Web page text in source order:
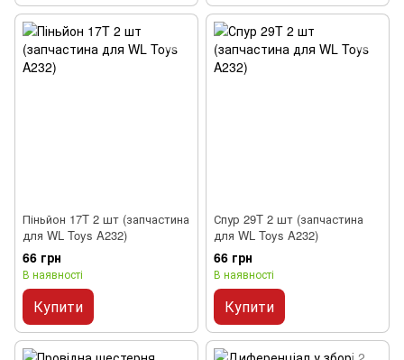
Піньйон 17T 2 шт (запчастина
для WL Toys A232)
66 грн
В наявності
Купити
Спур 29T 2 шт (запчастина
для WL Toys A232)
66 грн
В наявності
Купити